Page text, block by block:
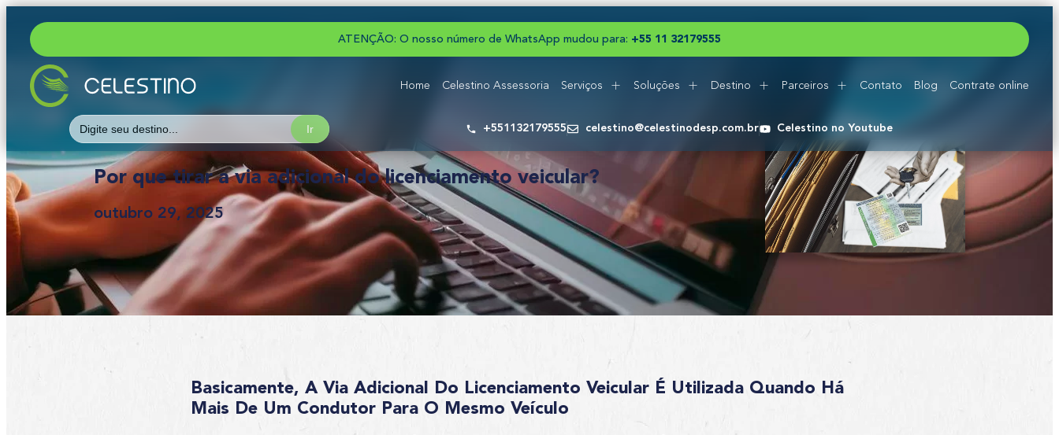
ATENÇÃO: O nosso número de WhatsApp mudou para: +55 1 1 321 79555
Home Celestino Assessoria Serviços Soluções Destino Parceiros Contato Blog Contrate online
Search
for:
+551132179555 celestino@celestinodesp.com.br Celestino no Youtube
Por que tirar a via adicional do licenciamento veicular?
outubro 29, 2025
Basicamente, A Via Adicional Do Licenciamento Veicular É Utilizada Quando Há
Mais De Um Condutor Para O Mesmo Veículo